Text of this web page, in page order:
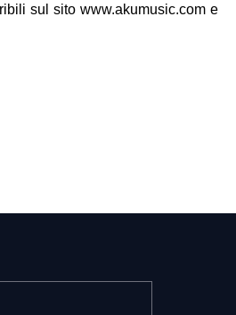
sul sito www.akumusic.com e